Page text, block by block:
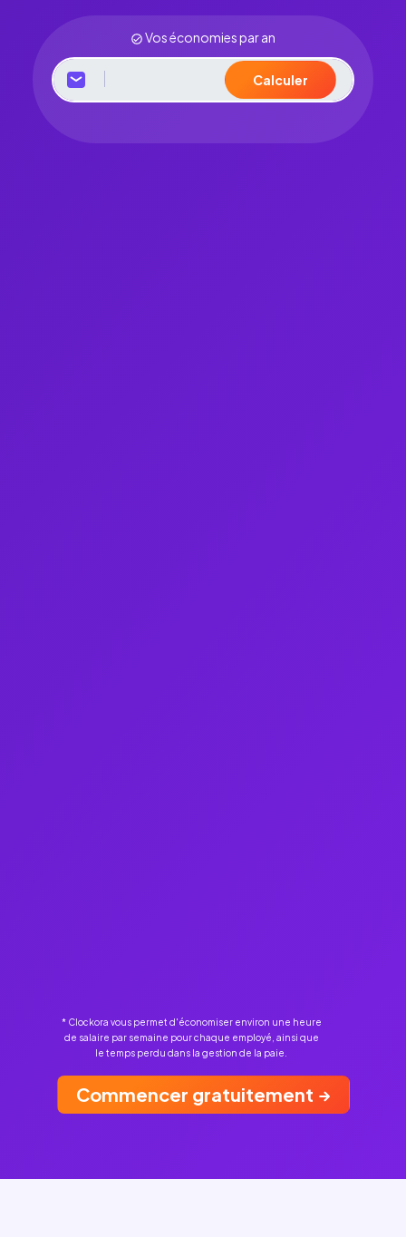
Vos économies par an
Calculer
* Clockora vous permet d'économiser environ une heure
de salaire par semaine pour chaque employé, ainsi que
le temps perdu dans la gestion de la paie.
Commencer gratuitement